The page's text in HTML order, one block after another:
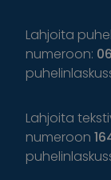
Lahjoita
numeroon:
Lahjoita
numeroon